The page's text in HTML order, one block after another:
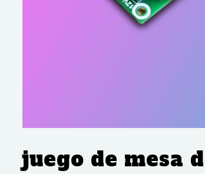
juego de mesa